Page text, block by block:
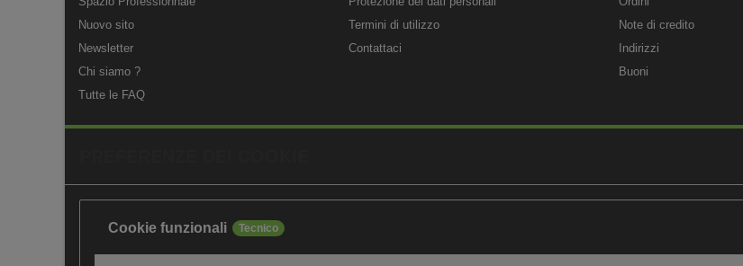
Nuovo sito
Newsletter
Chi siamo ?
Tutte le FAQ
Termini di utilizzo
Contattaci
Note di credito
Indirizzi
Buoni
Cookie funzionali Tecnico